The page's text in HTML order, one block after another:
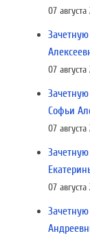
07 августа
07 августа
Софьи
07 августа
07 августа